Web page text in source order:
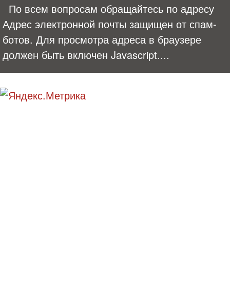
По всем вопросам обращайтесь по адресу
Адрес электронной почты защищен от спам-
ботов. Для просмотра адреса в браузере
должен быть включен Javascript....